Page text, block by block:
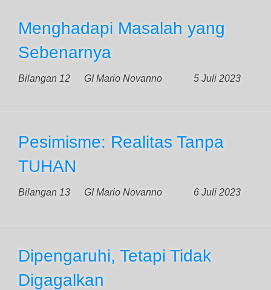
Menghadapi Masalah yang
Sebenarnya
Bilangan 12 5 Juli 2023
GI Mario Novanno
Pesimisme: Realitas Tanpa
TUHAN
Bilangan 13 6 Juli 2023
GI Mario Novanno
Dipengaruhi, Tetapi Tidak
Digagalkan